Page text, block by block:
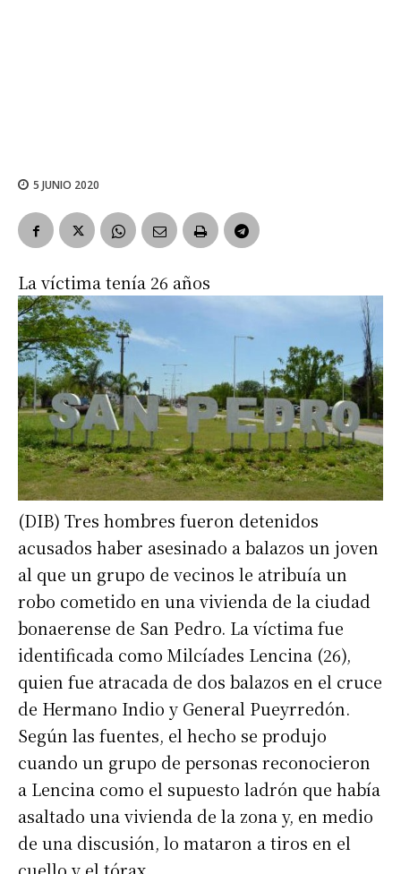
5 JUNIO 2020
La víctima tenía 26 años
(DIB) Tres hombres fueron detenidos
acusados haber asesinado a balazos un joven
al que un grupo de vecinos le atribuía un
robo cometido en una vivienda de la ciudad
bonaerense de San Pedro. La víctima fue
identificada como Milcíades Lencina (26),
quien fue atracada de dos balazos en el cruce
de Hermano Indio y General Pueyrredón.
Según las fuentes, el hecho se produjo
cuando un grupo de personas reconocieron
a Lencina como el supuesto ladrón que había
asaltado una vivienda de la zona y, en medio
de una discusión, lo mataron a tiros en el
cuello y el tórax.